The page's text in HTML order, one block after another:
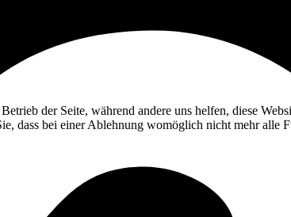
der Seite, während andere uns helfen, diese
dass bei einer Ablehnung womöglich nicht mehr alle